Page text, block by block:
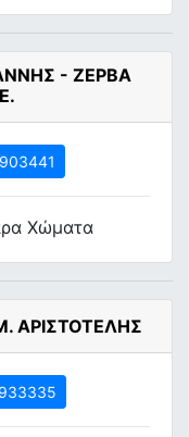
- ΖΕΡΒΑ
Χώματα
ΑΡΙΣΤΟΤΕΛΗΣ